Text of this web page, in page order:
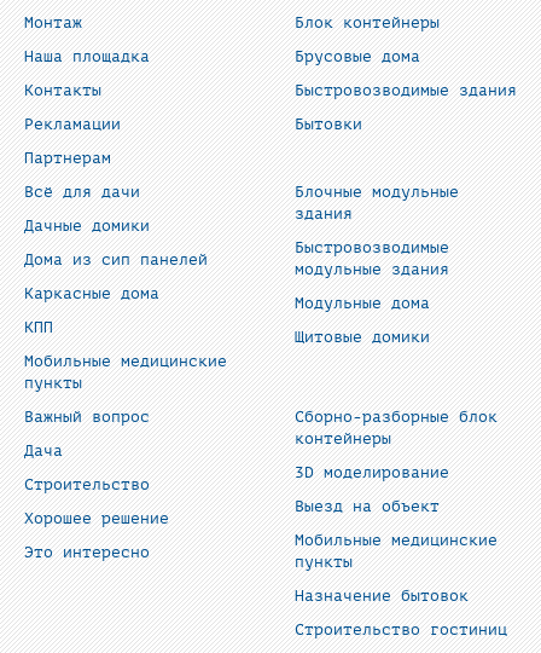
Монтаж
Наша площадка
Контакты
Рекламации
Партнерам
Блок контейнеры
Брусовые дома
Быстровозводимые здания
Бытовки
Всё для дачи
Дачные домики
Дома из сип панелей
Каркасные дома
КПП
Мобильные медицинские
пункты
Блочные модульные
здания
Быстровозводимые
модульные здания
Модульные дома
Щитовые домики
Важный вопрос
Дача
Строительство
Хорошее решение
Это интересно
Сборно-разборные блок
контейнеры
3D моделирование
Выезд на объект
Мобильные медицинские
пункты
Назначение бытовок
Строительство гостиниц